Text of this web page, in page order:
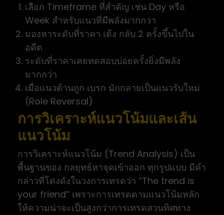
เลือก Timeframe ที่สำคัญ เช่น Day หรือ
Week สำหรับแนวที่มีพลังมากกว่า
มองหาระดับที่ราคา เด้ง กลับ 2 ครั้งขึ้นไปใน
อดีต
ระดับที่ราคาเคยทดสอบบ่อยครั้งยิ่งมีพลัง
มากกว่า
เมื่อแนวต้านถูก เบรก มักกลายเป็นแนวรับใหม่
(Role Reversal)
การวิเคราะห์แนวโน้มและเส้น
แนวโน้ม
การวิเคราะห์แนวโน้ม (Trend Analysis) เป็น
พื้นฐานของ กลยุทธ์หาจุดเข้าออก ทุกรูปแบบ มีคำ
กล่าวที่โด่งดังในวงการเทรดว่า “The trend is
your friend” เพราะการเทรดตามแนวโน้มหลัก
ให้ความน่าจะเป็นสูงกว่าการเทรดสวนทิศทาง